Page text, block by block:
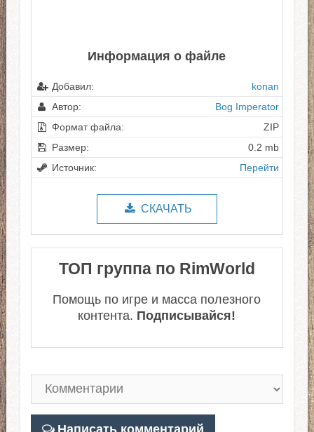
Информация о файле
Добавил:
konan
Автор:
Bog Imperator
Формат файла:
ZIP
Размер:
0.2 mb
Источник:
Перейти
СКАЧАТЬ
ТОП группа по RimWorld
Помощь по игре и масса полезного
контента. Подписывайся!
Написать комментарий